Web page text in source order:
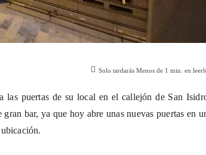
Solo tardarásMenos de 1min. en
las puertas de su local en el callejón de San
bar, ya que hoy abre unas nuevas puertas en